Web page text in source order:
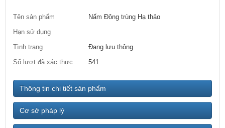
Tên sản phẩm
Nấm Đông trùng Hạ thảo
Hạn sử dụng
Tình trạng
Đang lưu thông
Số lượt đã xác thực
541
Thông tin chi tiết sản phẩm
Cơ sở pháp lý